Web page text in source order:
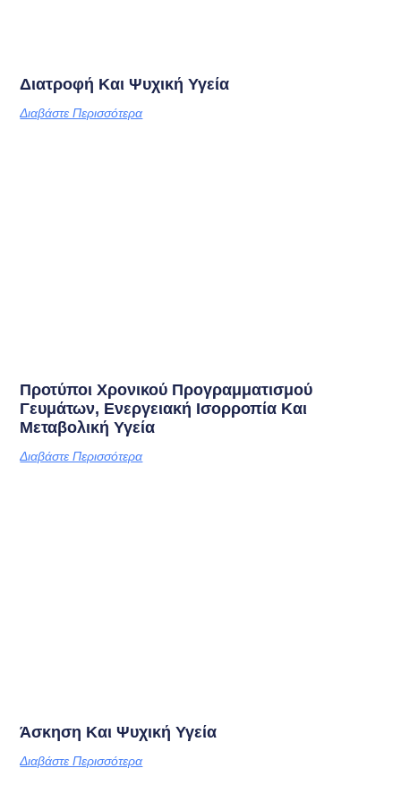
Διατροφή Και Ψυχική Υγεία
Διαβάστε Περισσότερα
Προτύποι Χρονικού Προγραμματισμού
Γευμάτων, Ενεργειακή Ισορροπία Και
Μεταβολική Υγεία
Διαβάστε Περισσότερα
Άσκηση Και Ψυχική Υγεία
Διαβάστε Περισσότερα